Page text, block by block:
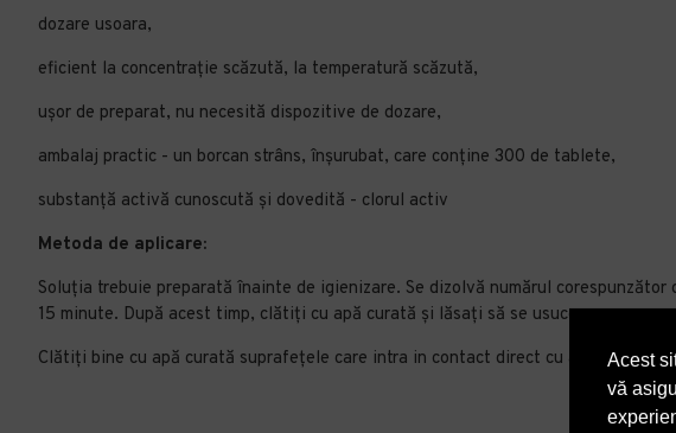
Acest
vă
dozare usoara,
eficient la concentrație scăzută, la temperatură scăzută,
ușor de preparat, nu necesită dispozitive de dozare,
ambalaj practic - un borcan strâns, înșurubat, care conține 300 de tablete,
substanță activă cunoscută și dovedită - clorul activ
Metoda de aplicare:
Soluția trebuie preparată înainte de igienizare. Se dizolvă numărul
15 minute. După acest timp, clătiți cu apă curată și lăsați să se usuce.
Clătiţi bine cu apă curată suprafeţele care intra in contact direct cu alimentele.